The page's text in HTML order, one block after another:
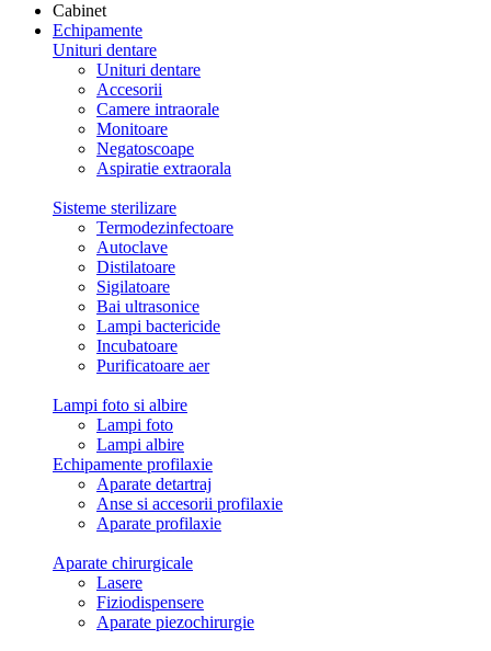
Cabinet
Echipamente
Unituri dentare
Unituri dentare
Accesorii
Camere intraorale
Monitoare
Negatoscoape
Aspiratie extraorala
Sisteme sterilizare
Termodezinfectoare
Autoclave
Distilatoare
Sigilatoare
Bai ultrasonice
Lampi bactericide
Incubatoare
Purificatoare aer
Lampi foto si albire
Lampi foto
Lampi albire
Echipamente profilaxie
Aparate detartraj
Anse si accesorii profilaxie
Aparate profilaxie
Aparate chirurgicale
Lasere
Fiziodispensere
Aparate piezochirurgie